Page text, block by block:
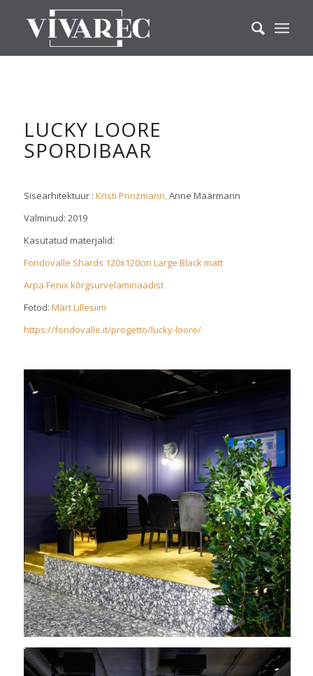
LUCKY LOORE
SPORDIBAAR
Sisearhitektuur : Kristi Prinzmann,Anne Määrmann
Valminud: 2019
Kasutatud materjalid:
Fondovalle Shards 120x120cm Large Black matt
Arpa Fenix kõrgsurvelaminaadist
Fotod: Märt Lillesiim
https://fondovalle.it/progetto/lucky-loore/